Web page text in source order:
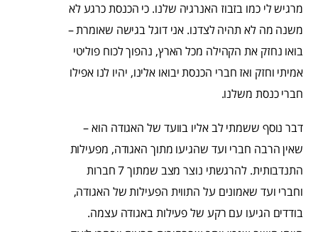
מרגיש לי כמו בזבוז האנרגיה שלנו. כי הכנסת כרגע לא
משנה מה לא תהיה לצדנו. אני דוגל בגישה שאומרת –
בואו נחזק את הקהילה מכל הארץ, נהפוך לכוח פוליטי
אמיתי וחזק ואז חברי הכנסת יבואו אלינו, יהיו לנו אפילו
חברי כנסת משלנו.
דבר נוסף ששמתי לב אליו בוועד של האגודה הוא –
שאין הרבה חברי ועד שהגיעו מתוך האגודה, מפעילות
התנדבותית. להרגשתי נוצר מצב שמתוך 7 חברות
וחברי ועד שאמונים על התווית הפעילות של האגודה,
בודדים הגיעו עם רקע של פעילות באגודה עצמה.